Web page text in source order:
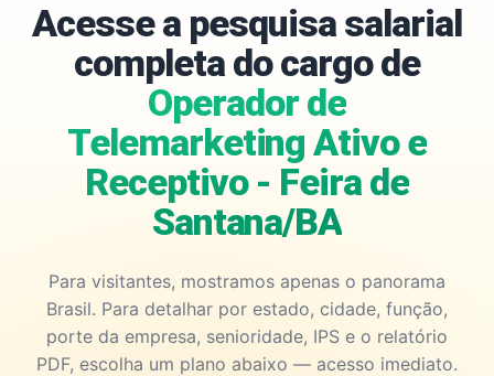
Acesse a pesquisa salarial
completa do cargo de
Operador de
Telemarketing Ativo e
Receptivo - Feira de
Santana/BA
Para visitantes, mostramos apenas o panorama
Brasil. Para detalhar por estado, cidade, função,
porte da empresa, senioridade, IPS e o relatório
PDF, escolha um plano abaixo — acesso imediato.